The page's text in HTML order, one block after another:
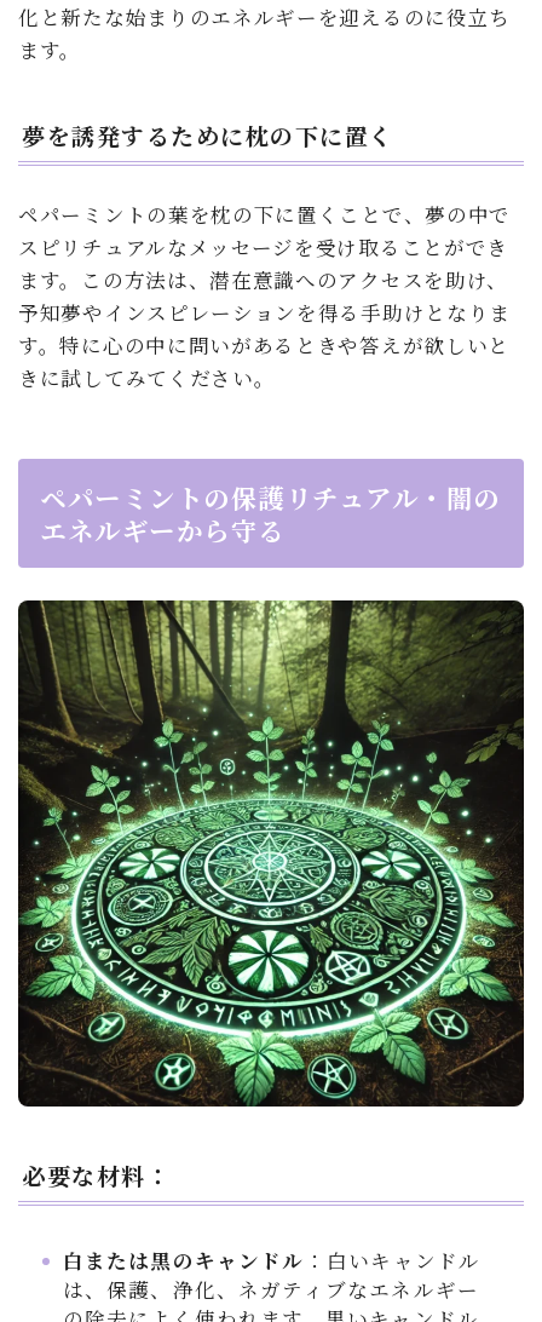
化と新たな始まりのエネルギーを迎えるのに役立ち
ます。
夢を誘発するために枕の下に置く
ペパーミントの葉を枕の下に置くことで、夢の中で
スピリチュアルなメッセージを受け取ることができ
ます。この方法は、潜在意識へのアクセスを助け、
予知夢やインスピレーションを得る手助けとなりま
す。特に心の中に問いがあるときや答えが欲しいと
きに試してみてください。
ペパーミントの保護リチュアル・闇の
エネルギーから守る
必要な材料：
白または黒のキャンドル ：白いキャンドル
は、保護、浄化、ネガティブなエネルギー